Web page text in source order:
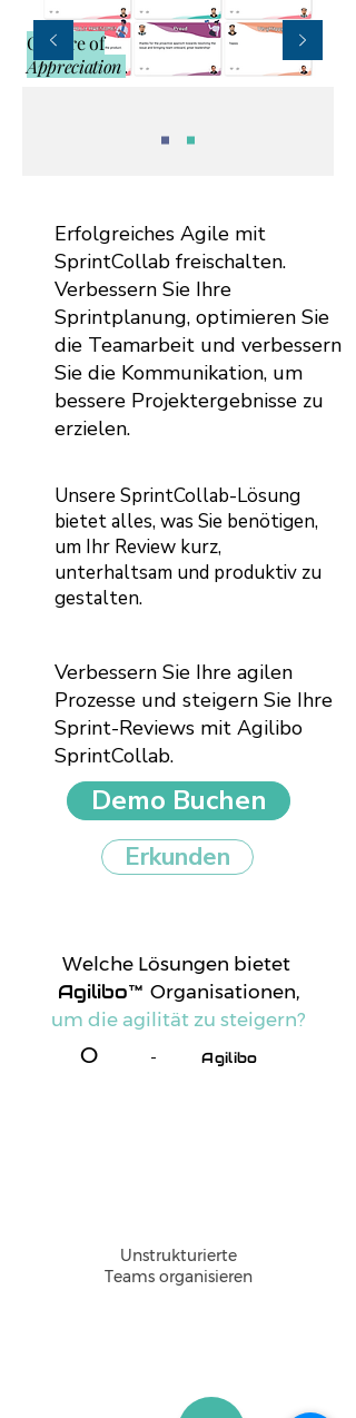
Culture of
Appreciation
Erfolgreiches Agile mit
SprintCollab freischalten.
Verbessern Sie Ihre
Sprintplanung, optimieren Sie
die Teamarbeit und verbessern
Sie die Kommunikation, um
bessere Projektergebnisse zu
erzielen.
Unsere SprintCollab-Lösung
bietet alles, was Sie benötigen,
um Ihr Review kurz,
unterhaltsam und produktiv zu
gestalten.
Verbessern Sie Ihre agilen
Prozesse und steigern Sie Ihre
Sprint-Reviews mit Agilibo
SprintCollab.
Demo Buchen
Erkunden
Welche Lösungen bietet
Agilibo™ Organisationen,
um die agilität zu steigern?
O - Agilibo
Unstrukturierte
Teams organisieren